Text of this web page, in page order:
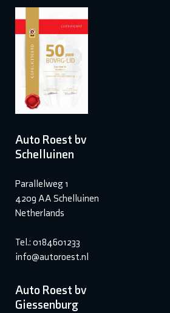
Auto Roest bv
Schelluinen
Parallelweg 1
4209 AA Schelluinen
Netherlands
Tel.: 0184601233
info@autoroest.nl
Auto Roest bv
Giessenburg